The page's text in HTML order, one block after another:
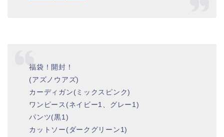
福袋！開封！
(アズノウアズ)
カーディガン(ミックスピンク)
ワンピース(ネイビー1、グレー1)
パンツ(黒1)
カットソー(ダークグリーン1)